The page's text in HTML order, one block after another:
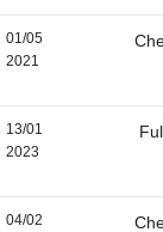
01/05
2021
13/01
2023
04/02